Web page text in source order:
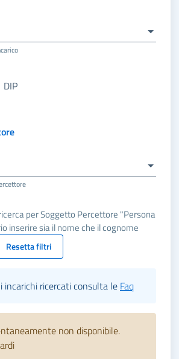
DIP
per Soggetto Percettore "Persona
inserire sia il nome che il cognome
Resetta filtri
incarichi ricercati consulta le Faq
non disponibile.